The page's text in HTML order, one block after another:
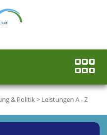
& Politik> Leistungen A - Z